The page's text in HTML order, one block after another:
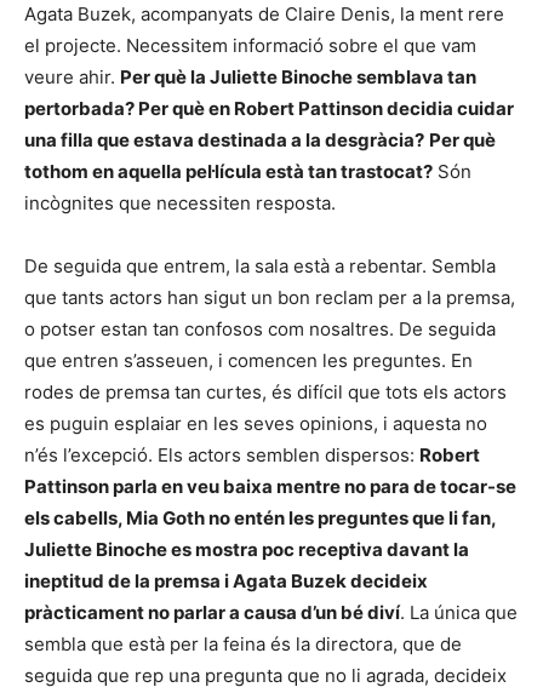
Agata Buzek, acompanyats de Claire Denis, la ment rere
el projecte. Necessitem informació sobre el que vam
veure ahir. Per què la Juliette Binoche semblava tan
pertorbada? Per què en Robert Pattinson decidia cuidar
una filla que estava destinada a la desgràcia? Per què
tothom en aquella pel·lícula està tan trastocat? Són
incògnites que necessiten resposta.
De seguida que entrem, la sala està a rebentar. Sembla
que tants actors han sigut un bon reclam per a la premsa,
o potser estan tan confosos com nosaltres. De seguida
que entren s’asseuen, i comencen les preguntes. En
rodes de premsa tan curtes, és difícil que tots els actors
es puguin esplaiar en les seves opinions, i aquesta no
n’és l’excepció. Els actors semblen dispersos: Robert
Pattinson parla en veu baixa mentre no para de tocar-se
els cabells, Mia Goth no entén les preguntes que li fan,
Juliette Binoche es mostra poc receptiva davant la
ineptitud de la premsa i Agata Buzek decideix
pràcticament no parlar a causa d’un bé diví. La única que
sembla que està per la feina és la directora, que de
seguida que rep una pregunta que no li agrada, decideix